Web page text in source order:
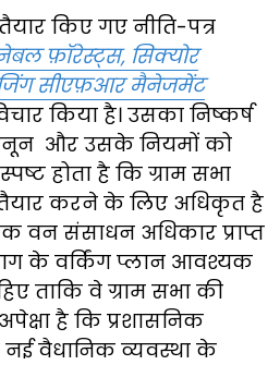
किए गए नीति-पत्र
फ़ॉरेस्ट्स, सिक्योर
सीएफ़आर मैनेजमेंट
किया है। उसका निष्कर्ष
और उसके नियमों को
होता है कि ग्राम सभा
करने के लिए अधिकृत है
वन संसाधन अधिकार प्राप्त
के वर्किंग प्लान आवश्यक
ताकि वे ग्राम सभा की
है कि प्रशासनिक
वैधानिक व्यवस्था के